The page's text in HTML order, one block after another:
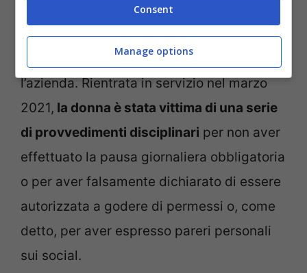
La sentenza è arrivata al termine di un
lungo braccio di ferro tra la dipendente e
l’azienda. Rientrata in servizio nel marzo
2021, la donna è stata vittima di una serie
di provvedimenti disciplinari per non aver
effettuato la pausa giornaliera obbligatoria
o per aver falsamente dichiarato di essere
autorizzata a godere di permessi o, come
detto, per aver espresso pareri personali
sui social.
Consent
Manage options